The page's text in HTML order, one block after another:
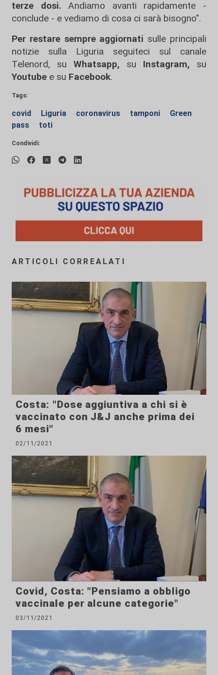
terze dosi. Andiamo avanti rapidamente -
conclude - e vediamo di cosa ci sarà bisogno".
Per restare sempre aggiornati sulle principali
notizie sulla Liguria seguiteci sul canale
Telenord, su
Whatsapp, su Instagram, su
Youtube e su Facebook.
Tags:
covid Liguria coronavirus tamponi
Green
pass
toti
Condividi:
ARTICOLI CORREALATI
Costa: "Dose aggiuntiva a chi si è
vaccinato con J&J anche prima dei
6 mesi"
02/11/2021
Covid, Costa: "Pensiamo a obbligo
vaccinale per alcune categorie"
03/11/2021